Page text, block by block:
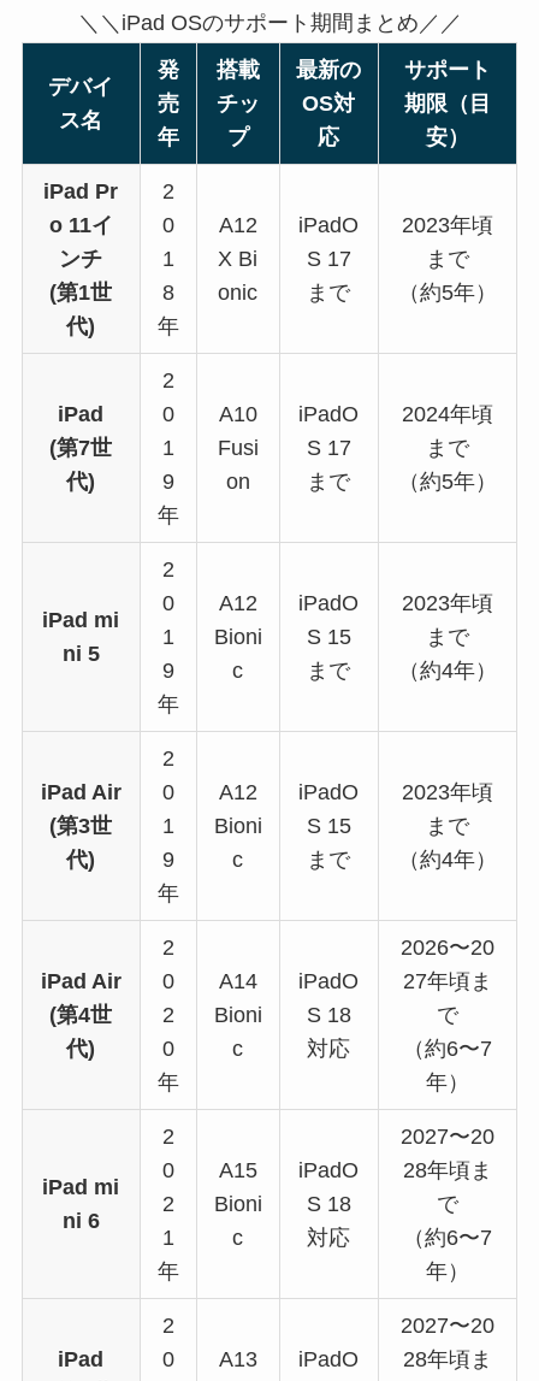
＼＼iPad OSのサポート期間まとめ／／
デバイ
ス名
発
売
年
搭載
チッ
プ
最新の
OS対
応
サポート
期限（目
安）
iPad Pr
o 11イ
ンチ
(第1世
代)
2
0
1
8
年
A12
X Bi
onic
iPadO
S 17
まで
2023年頃
まで
（約5年）
iPad
(第7世
代)
2
0
1
9
年
A10
Fusi
on
iPadO
S 17
まで
2024年頃
まで
（約5年）
iPad mi
ni 5
2
0
1
9
年
A12
Bioni
c
iPadO
S 15
まで
2023年頃
まで
（約4年）
iPad Air
(第3世
代)
2
0
1
9
年
A12
Bioni
c
iPadO
S 15
まで
2023年頃
まで
（約4年）
iPad Air
(第4世
代)
2
0
2
0
年
A14
Bioni
c
iPadO
S 18
対応
2026〜20
27年頃ま
で
（約6〜7
年）
iPad mi
ni 6
2
0
2
1
年
A15
Bioni
c
iPadO
S 18
対応
2027〜20
28年頃ま
で
（約6〜7
年）
iPad
2
0
A13
iPadO
2027〜20
28年頃ま